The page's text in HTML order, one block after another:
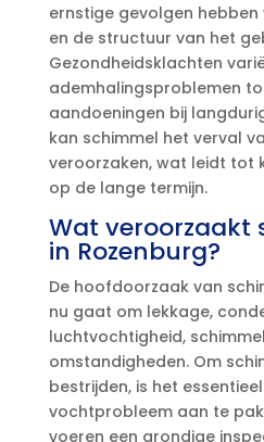
ernstige gevolgen
en de structuur van het
Gezondheidsklachten
ademhalingsproblemen
aandoeningen bij
kan schimmel het verval
veroorzaken, wat leidt tot
op de lange termijn.​
Wat veroorzaakt
in Rozenburg?
De hoofdoorzaak van
nu gaat om lekkage,
luchtvochtigheid,
omstandigheden.​ Om
bestrijden, is het
vochtprobleem aan te
voeren een grondige